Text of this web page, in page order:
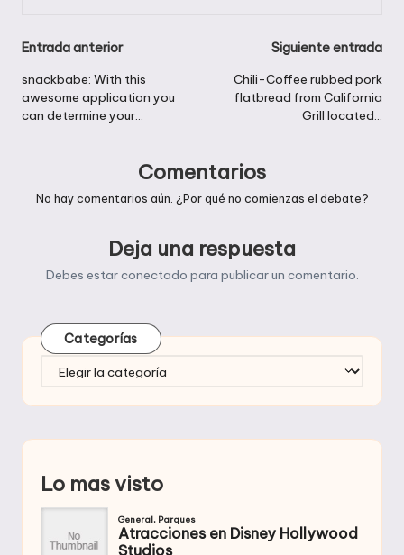
Navegación
de
entradas
Entrada anterior
snackbabe: With this
awesome application you
can determine your…
Siguiente entrada
Chili-Coffee rubbed pork
flatbread from California
Grill located…
Comentarios
No hay comentarios aún. ¿Por qué no comienzas el debate?
Deja una respuesta
Debes estarconectado para publicar un comentario.
Categorías
Categorías
Lo mas visto